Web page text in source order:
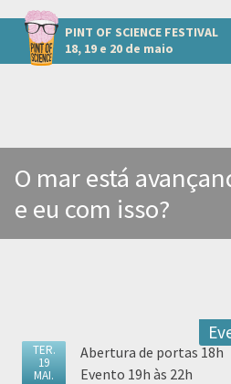
PINT OF SCIENCE FESTIVAL
18, 19 e 20 de maio
Outros eventos em Fortaleza
O mar está
e eu com isso?
TER.
19
MAI.
Abertura de portas 18h
Evento 19h às 22h